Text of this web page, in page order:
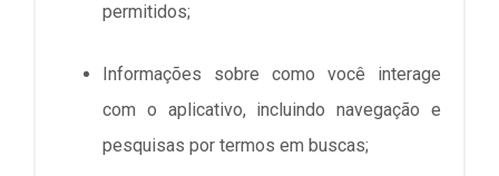
permitidos;
Informações sobre como você interage
com o aplicativo, incluindo navegação e
pesquisas por termos em buscas;